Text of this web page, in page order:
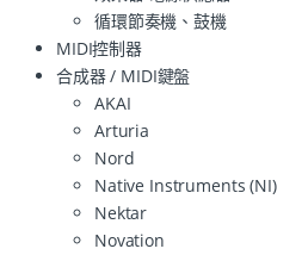
循環節奏機、鼓機
MIDI控制器
合成器 / MIDI鍵盤
AKAI
Arturia
Nord
Native Instruments (NI)
Nektar
Novation